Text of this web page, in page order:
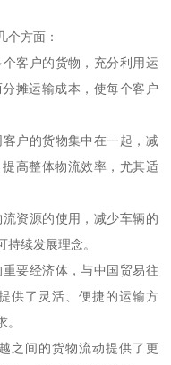
个方面：
客户的货物，充分利用运
摊运输成本，使每个客户
户的货物集中在一起，减
高整体物流效率，尤其适
资源的使用，减少车辆的
续发展理念。
要经济体，与中国贸易往
供了灵活、便捷的运输方
之间的货物流动提供了更